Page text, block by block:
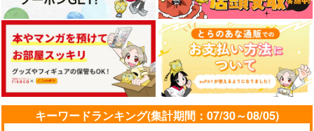
キーワードランキング(集計期間：07/30～08/05)